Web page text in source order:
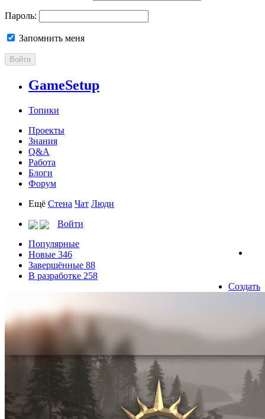
Пароль:
Запомнить меня
Войти
GameSetup
Топики
Проекты
Знания
Q&A
Работа
Блоги
Форум
Ещё Стена Чат Люди
Войти
Популярные
Новые 346
Завершённые 88
В разработке 258
Создать